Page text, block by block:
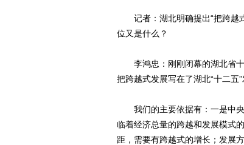
记者：湖北明确提出“把跨越式
位又是什么？
李鸿忠：刚刚闭幕的湖北省十
把跨越式发展写在了湖北“十二五
我们的主要依据有：一是中央
临着经济总量的跨越和发展模式
距，需要有跨越式的增长；发展